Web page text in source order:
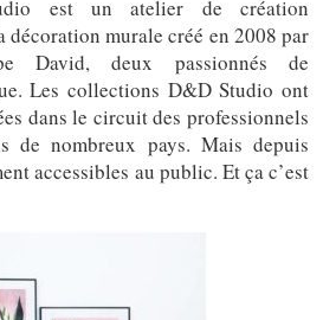
est un atelier de création
murale créé en 2008 par
David, deux passionnés de
Les collections D&D Studio ont
dans le circuit des professionnels
de nombreux pays. Mais depuis
accessibles au public. Et ça c’est